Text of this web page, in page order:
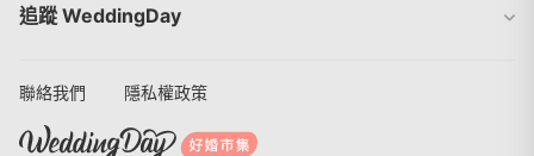
追蹤 WeddingDay
聯絡我們 隱私權政策